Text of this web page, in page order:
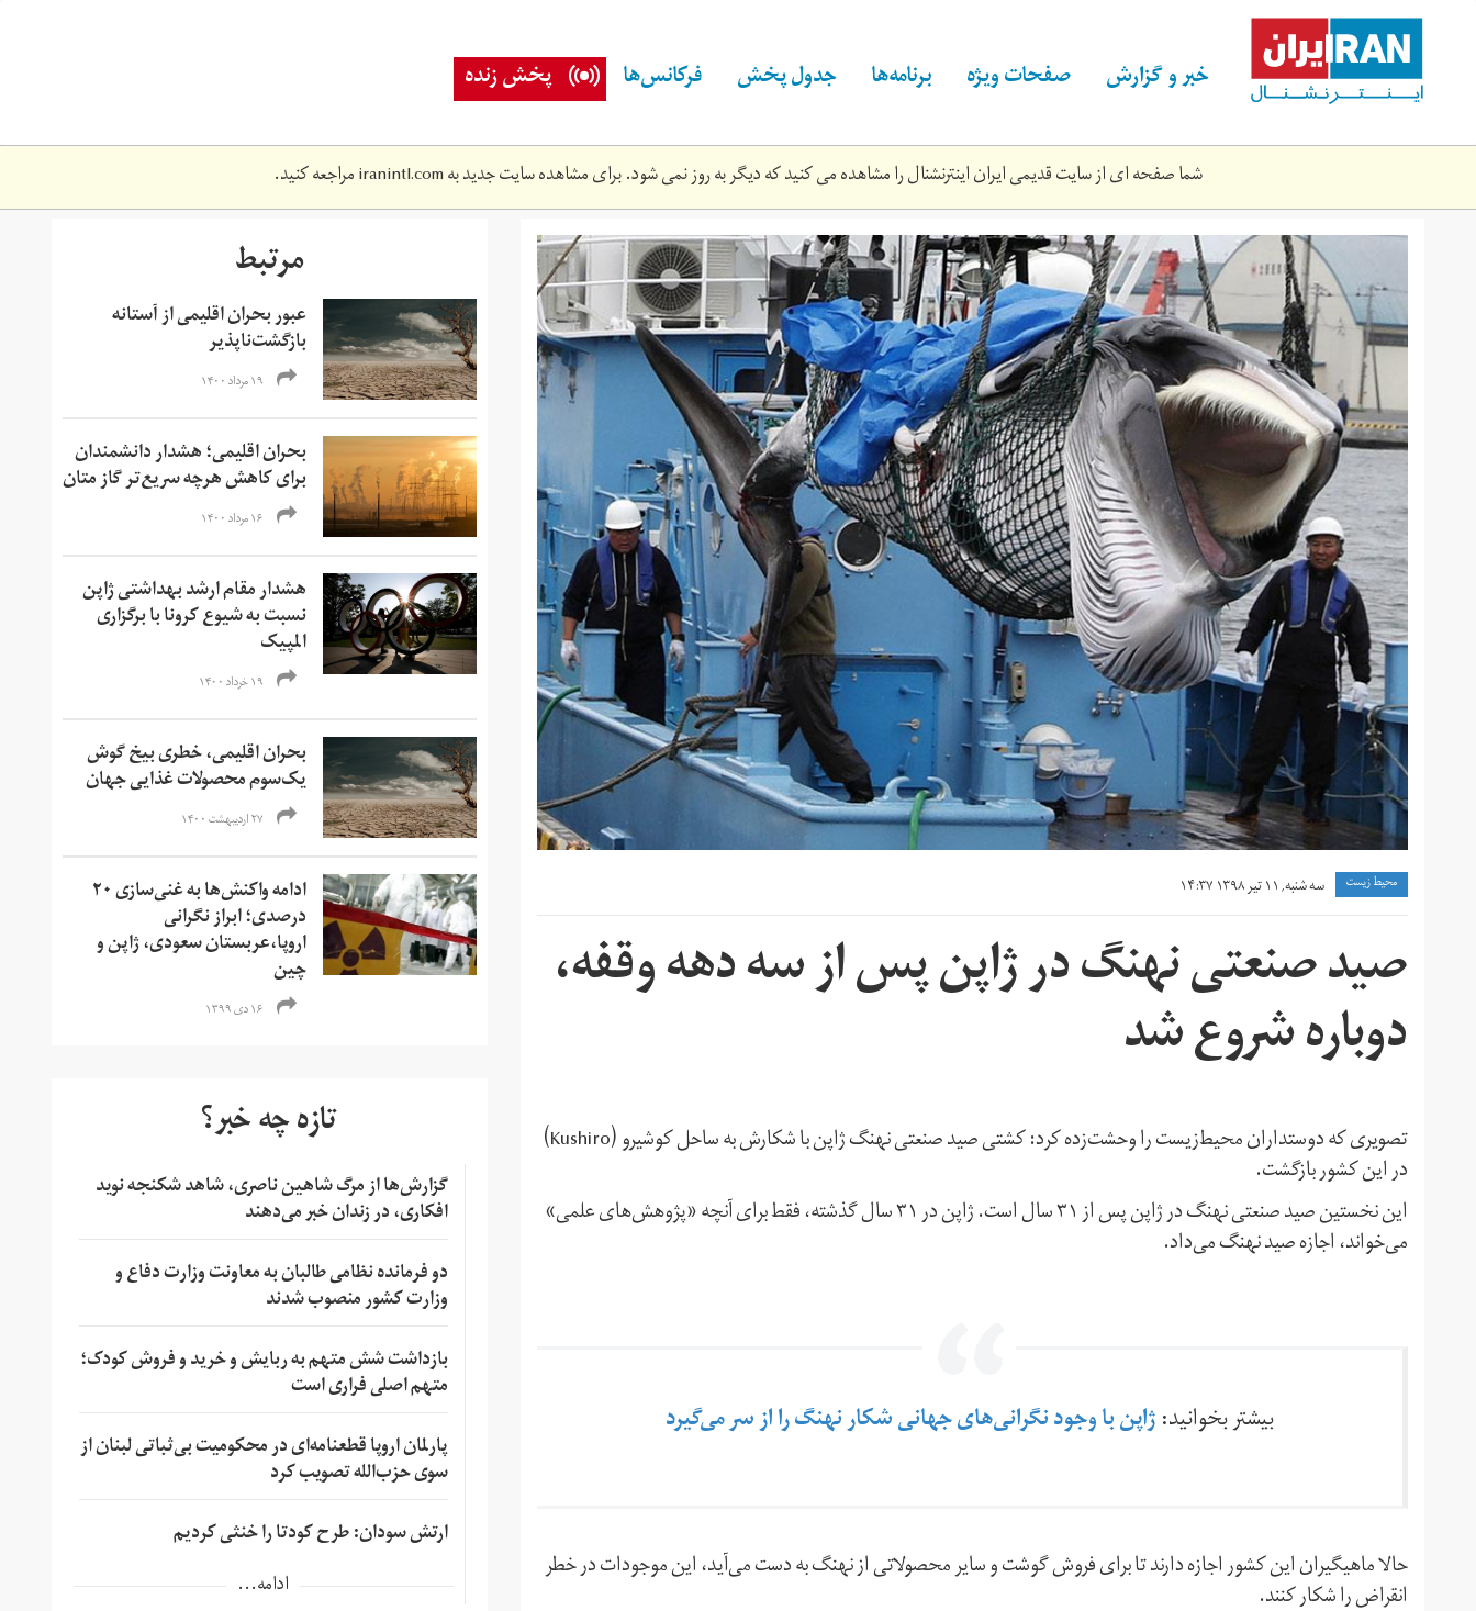
content خبر و گزارش صفحات ویژه برنامه‌ها جدول پخش فرکانس‌ها پخش زنده
شما صفحه ای از سایت قدیمی ایران اینترنشنال را مشاهده می کنید که دیگر به روز نمی شود. برای مشاهده سایت جدید بهiranintl.comمراجعه کنید.
main.jpg
محیط زیست سه شنبه, ۱۱ تیر ۱۳۹۸ ۱۴:۳۷
صید صنعتی نهنگ در ژاپن پس از سه دهه وقفه،
دوباره شروع شد
تصویری که دوستداران محیط‌زیست را وحشت‌زده کرد: کشتی صید صنعتی نهنگ ژاپن با شکارش به ساحل کوشیرو (Kushiro)
در این کشور بازگشت.
این نخستین صید صنعتی نهنگ در ژاپن پس از ۳۱ سال است. ژاپن در ۳۱ سال گذشته، فقط برای آنچه «پژوهش‌های علمی»
می‌خواند، اجازه صید نهنگ می‌داد.
بیشتر بخوانید:ژاپن با وجود نگرانی‌های جهانی شکار نهنگ را از سر می‌گیرد
حالا ماهیگیران این کشور اجازه دارند تا برای فروش گوشت و سایر محصولاتی از نهنگ به دست می‌آید، این موجودات در خطر
انقراض را شکار کنند.
مرتبط
عبور بحران اقلیمی از آستانه
بازگشت‌ناپذیر
۱۹ مرداد ۱۴۰۰
بحران اقلیمی؛ هشدار دانشمندان
برای کاهش هرچه سریع‌تر گاز متان
۱۶ مرداد ۱۴۰۰
هشدار مقام ارشد بهداشتی ژاپن
نسبت به شیوع کرونا با برگزاری
المپیک
۱۹ خرداد ۱۴۰۰
بحران اقلیمی، خطری بیخ گوش
یک‌سوم محصولات غذایی جهان
۲۷ اردیبهشت ۱۴۰۰
ادامه واکنش‌ها به غنی‌سازی ۲۰
درصدی؛ ابراز نگرانی
اروپا،عربستان سعودی، ژاپن و
چین
۱۶ دی ۱۳۹۹
تازه چه خبر؟
گزارش‌ها از مرگ شاهین ناصری، شاهد شکنجه نوید
افکاری، در زندان خبر می‌دهند
دو فرمانده نظامی طالبان به معاونت وزارت دفاع و
وزارت کشور منصوب شدند
بازداشت شش متهم به ربایش و خرید و فروش کودک؛
متهم اصلی فراری است
پارلمان اروپا قطعنامه‌ای در محکومیت بی‌ثباتی لبنان از
سوی حزب‌الله تصویب کرد
ارتش سودان: طرح کودتا را خنثی کردیم
ادامه...